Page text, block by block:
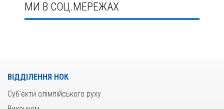
МИ В СОЦ.МЕРЕЖАХ
ВІДДІЛЕННЯ НОК
Суб’єкти олімпійського руху